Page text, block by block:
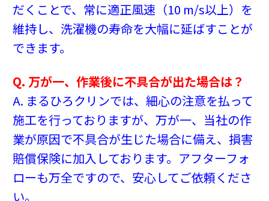
だくことで、常に適正風速（10 m/s以上）を
維持し、洗濯機の寿命を大幅に延ばすことが
できます。
Q. 万が一、作業後に不具合が出た場合は？
A. まるひろクリンでは、細心の注意を払って
施工を行っておりますが、万が一、当社の作
業が原因で不具合が生じた場合に備え、損害
賠償保険に加入しております。アフターフォ
ローも万全ですので、安心してご依頼くださ
い。